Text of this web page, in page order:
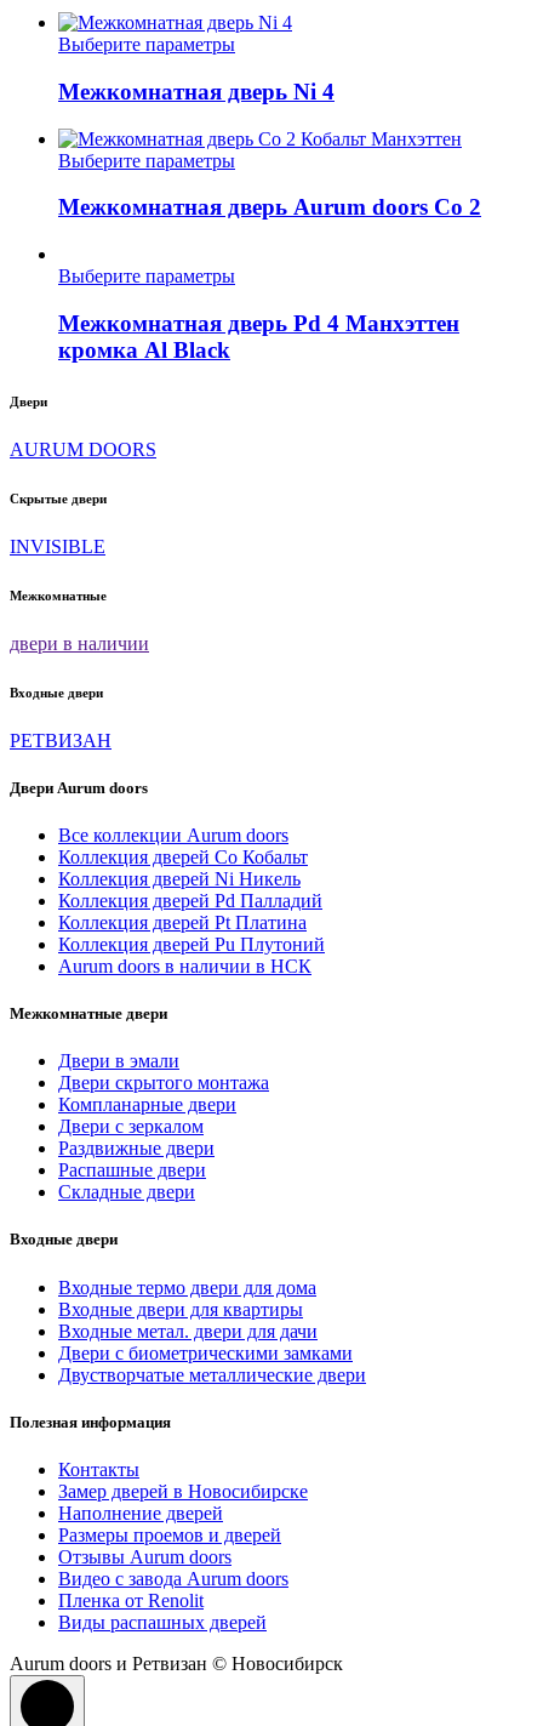
можно
выбрать
странице
Выберите параметрыЭтот
имеет
несколько
вариаций.
Опции
можно
выбрать
на
Межкомнатная дверь Ni 4
Выберите параметрыЭтот
имеет
несколько
Опции
можно
выбрать
на
Межкомнатная дверь Aurum doors Co 2
Выберите параметрыЭтот
имеет
несколько
Межкомнатная дверь Pd 4 Манхэттен
кромка Al Black
Двери
AURUM DOORS
Скрытые двери
INVISIBLE
Межкомнатные
двери в наличии
Входные двери
РЕТВИЗАН
Двери Aurum doors
Все коллекции Aurum doors
Коллекция дверей Co Кобальт
Коллекция дверей Ni Никель
Коллекция дверей Pd Палладий
Коллекция дверей Pt Платина
Коллекция дверей Pu Плутоний
Aurum doors в наличии в НСК
Межкомнатные двери
Двери в эмали
Двери скрытого монтажа
Компланарные двери
Двери с зеркалом
Раздвижные двери
Распашные двери
Складные двери
Входные двери
Входные термо двери для дома
Входные двери для квартиры
Входные метал. двери для дачи
Двери с биометрическими замками
Двустворчатые металлические двери
Полезная информация
Контакты
Замер дверей в Новосибирске
Наполнение дверей
Размеры проемов и дверей
Отзывы Aurum doors
Видео с завода Aurum doors
Пленка от Renolit
Виды распашных дверей
Aurum doors и Ретвизан © Новосибирск